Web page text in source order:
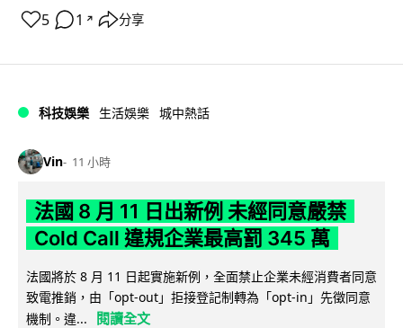
5 1 ↗ 分享
科技娛樂 生活娛樂 城中熱話
Vin 11 小時
法國 8 月 11 日出新例 未經同意嚴禁
Cold Call 違規企業最高罰 345 萬
法國將於 8 月 11 日起實施新例，全面禁止企業未經消費者同意
致電推銷，由「opt-out」拒接登記制轉為「opt-in」先徵同意
機制。違...
閱讀全文